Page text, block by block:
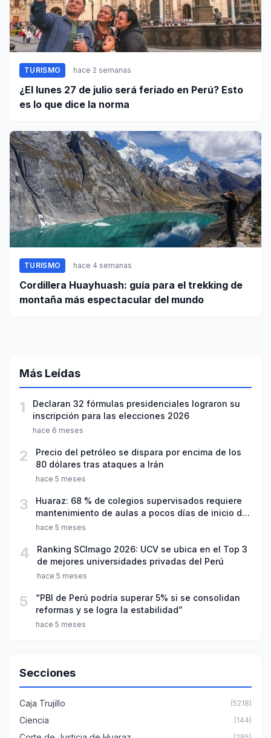
TURISMO hace 2 semanas
¿El lunes 27 de julio será feriado en Perú? Esto
es lo que dice la norma
TURISMO hace 4 semanas
Cordillera Huayhuash: guía para el trekking de
montaña más espectacular del mundo
Más Leídas
1
Declaran 32 fórmulas presidenciales lograron su
inscripción para las elecciones 2026
hace 6 meses
2
Precio del petróleo se dispara por encima de los
80 dólares tras ataques a Irán
hace 5 meses
3
Huaraz: 68 % de colegios supervisados requiere
mantenimiento de aulas a pocos días de inicio del
año escolar 2026
hace 5 meses
4
Ranking SCImago 2026: UCV se ubica en el Top 3
de mejores universidades privadas del Perú
hace 5 meses
5
“PBI de Perú podría superar 5% si se consolidan
reformas y se logra la estabilidad”
hace 5 meses
Secciones
Caja Trujillo (5218)
Ciencia (144)